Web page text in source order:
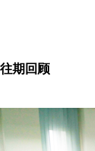
往期回顾